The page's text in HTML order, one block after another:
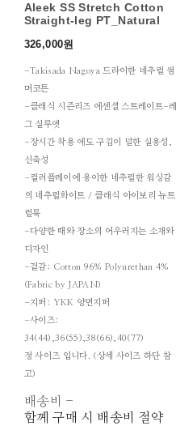
Aleek SS Stretch Cotton
Straight-leg PT_Natural
326,000원
-Takisada Nagoya 드라이한 네추럴 썸
머코튼
-클래식 시즌리즈 에센셜 스트레이트-레
그 실루엣
-장시간 착용 에도 구김이 덜한 실용성,
신축성
-컬러플레이에 용이한 네추럴한 워싱감
의 네추럴화이트 / 클래식 아이보리 뉴트
럴룩
-다양한 때와 장소의 어우러지는 소재와
디자인
-겉감: Cotton 96% Polyurethan 4%
(Fabric by JAPAN)
-지퍼: YKK 양면지퍼
-사이즈:
34(44),36(55),38(66),40(77)
정 사이즈 입니다. (상세 사이즈 하단 참
고)
배송비 -
함께 구매 시 배송비 절약